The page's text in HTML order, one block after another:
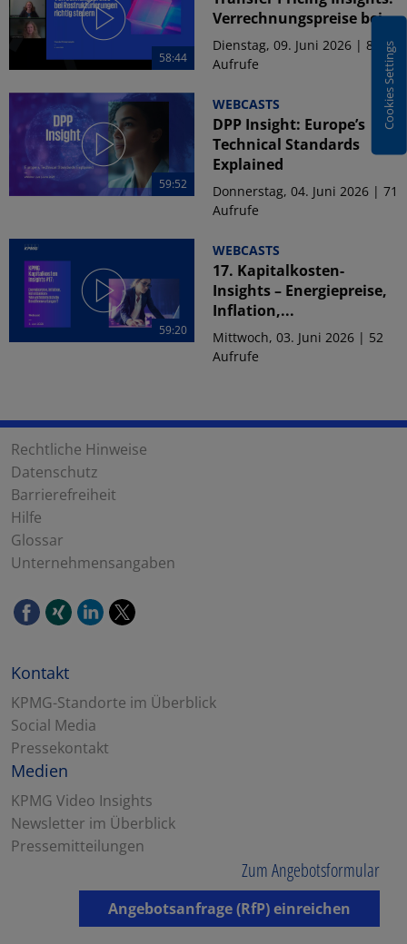
58:44
Verrechnungspreise bei...
Dienstag, 09. Juni 2026 | 83
Aufrufe
59:52
WEBCASTS
DPP Insight: Europe’s
Technical Standards
Explained
Donnerstag, 04. Juni 2026 | 71
Aufrufe
59:20
WEBCASTS
17. Kapitalkosten-
Insights – Energiepreise,
Inflation,...
Mittwoch, 03. Juni 2026 | 52
Aufrufe
Cookies Settings
Rechtliche Hinweise
Datenschutz
Barrierefreiheit
Hilfe
Glossar
Unternehmensangaben
Kontakt
KPMG-Standorte im Überblick
Social Media
Pressekontakt
Medien
KPMG Video Insights
Newsletter im Überblick
Pressemitteilungen
Zum Angebotsformular
Angebotsanfrage (RfP) einreichen